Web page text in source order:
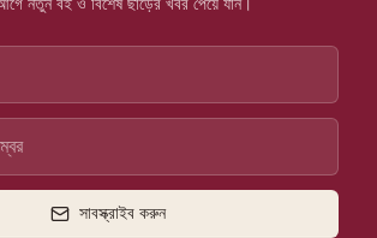
নতুন বই ও বিশেষ ছাড়ের খবর পেয়ে যান।
সাবস্ক্রাইব করুন